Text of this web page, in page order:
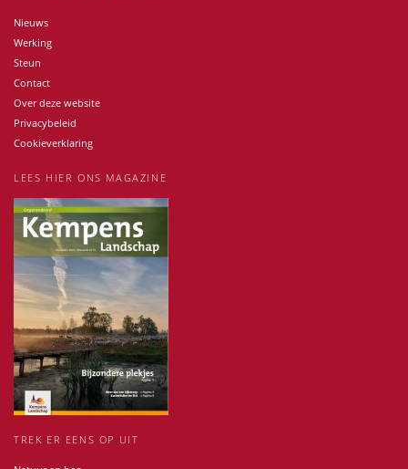
Nieuws
Werking
Steun
Contact
Over deze website
Privacybeleid
Cookieverklaring
LEES HIER ONS MAGAZINE
TREK ER EENS OP UIT